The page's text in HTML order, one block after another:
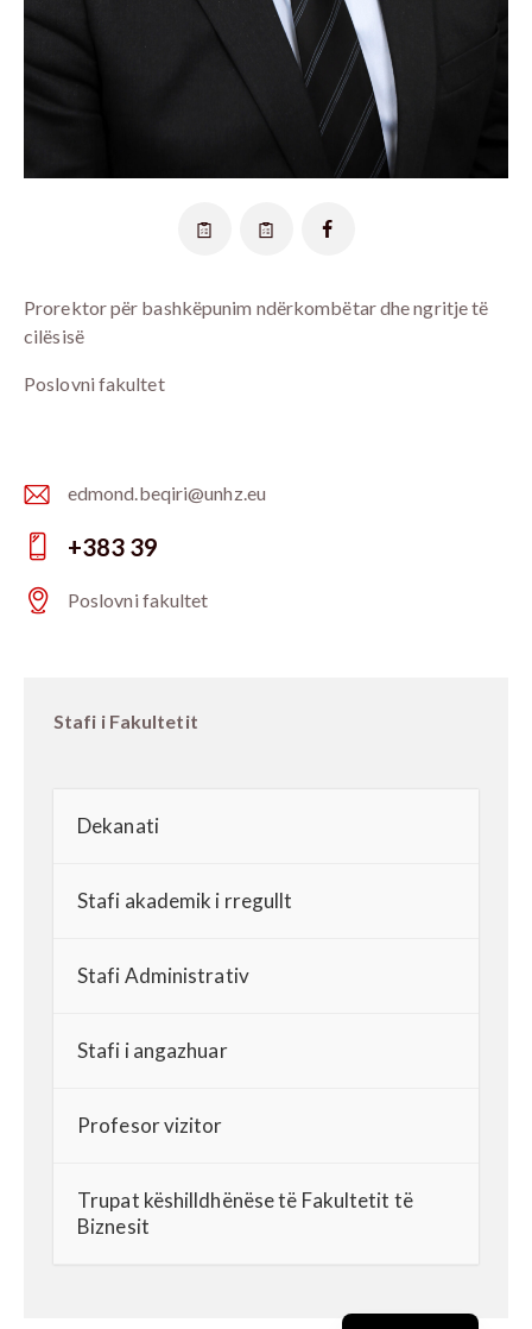
Prorektor për bashkëpunim ndërkombëtar dhe ngritje të
cilësisë
Poslovni fakultet
E-
m
ail:
edmond.beqiri@unhz.eu
Ph
on
+383 39
Poslovni fakultet
Stafi i Fakultetit
Dekanati
Stafi akademik i rregullt
Stafi Administrativ
Stafi i angazhuar
Profesor vizitor
Trupat këshilldhënëse të Fakultetit të
Biznesit